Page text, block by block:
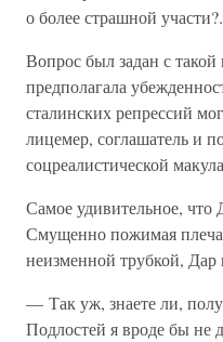
о более страшной
Вопрос был задан с
предполагала
сталинских репрессий
лицемер, соглашатель и
соцреалистической
Самое удивительное, что
Смущенно пожимая
неизменной трубкой, Дар
— Так уж, знаете ли,
Подлостей я вроде бы не